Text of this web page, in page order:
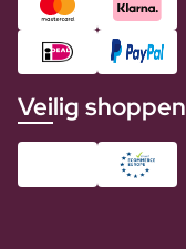
Veilig shoppen